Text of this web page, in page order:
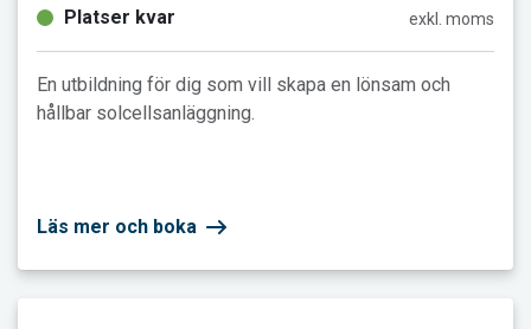
Platser kvar exkl. moms
En utbildning för dig som vill skapa en lönsam och
hållbar solcellsanläggning.
Läs mer och boka